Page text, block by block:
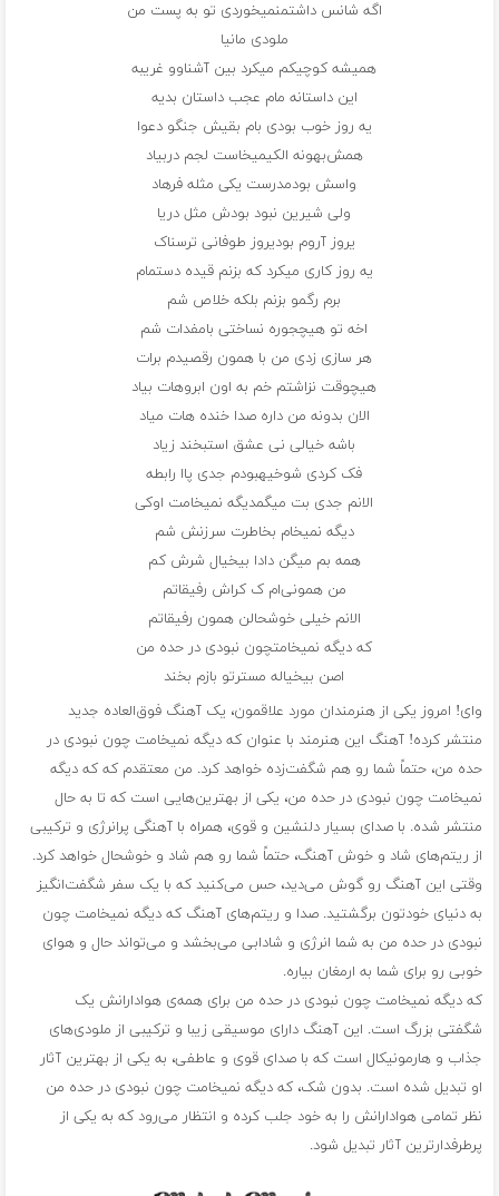
اگه شانس داشتمنمیخوردی تو به پست من
ملودی مانیا
همیشه کوچیکم میکرد بین آشناوو غریبه
این داستانه مام عجب داستان بدیه
یه روز خوب بودی بام بقیش جنگو دعوا
همش‌بهونه الکیمیخاست لجم دربیاد
واسش بودمدرست یکی مثله فرهاد
ولی شیرین نبود بودش مثل دریا
یروز آروم بودیروز طوفانی ترسناک
یه روز کاری میکرد که بزنم قیده دستمام
برم رگمو بزنم بلکه خلاص شم
اخه تو هیچجوره نساختی بامفدات شم
هر سازی زدی من با همون رقصیدم برات
هیچوقت نزاشتم خم به اون ابروهات بیاد
الان بدونه من داره صدا خنده هات میاد
باشه خیالی نی عشق استبخند زیاد
فک کردی شوخیهبودم جدی پاا رابطه
الانم جدی بت میگمدیگه نمیخامت اوکی
دیگه نمیخام بخاطرت سرزنش شم
همه بم میگن دادا بیخیال شرش کم
من همونی‌ام ک کراش رفیقاتم
الانم خیلی خوشحالن همون رفیقاتم
که دیگه نمیخامتچون نبودی در حده من
اصن بیخیاله مسترتو بازم بخند
وای! امروز یکی از هنرمندان مورد علاقمون، یک آهنگ فوق‌العاده جدید
منتشر کرده! آهنگ این هنرمند با عنوان که دیگه نمیخامت چون نبودی در
حده من، حتماً شما رو هم شگفت‌زده خواهد کرد. من معتقدم که که دیگه
نمیخامت چون نبودی در حده من، یکی از بهترین‌هایی است که تا به حال
منتشر شده. با صدای بسیار دلنشین و قوی، همراه با آهنگی پرانرژی و ترکیبی
از ریتم‌های شاد و خوش‌ آهنگ، حتماً شما رو هم شاد و خوشحال خواهد کرد.
وقتی این آهنگ رو گوش می‌دید، حس می‌کنید که با یک سفر شگفت‌انگیز
به دنیای خودتون برگشتید. صدا و ریتم‌های آهنگ که دیگه نمیخامت چون
نبودی در حده من به شما انرژی و شادابی می‌بخشد و می‌تواند حال و هوای
خوبی رو برای شما به ارمغان بیاره.
که دیگه نمیخامت چون نبودی در حده من برای همه‌ی هوادارانش یک
شگفتی بزرگ است. این آهنگ دارای موسیقی زیبا و ترکیبی از ملودی‌های
جذاب و هارمونیکال است که با صدای قوی و عاطفی، به یکی از بهترین آثار
او تبدیل شده است. بدون شک، که دیگه نمیخامت چون نبودی در حده من
نظر تمامی هوادارانش را به خود جلب کرده و انتظار می‌رود که به یکی از
پرطرفدارترین آثار تبدیل شود.